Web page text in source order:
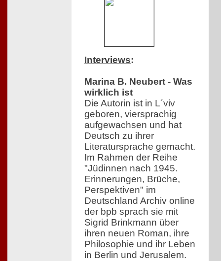
Interviews:
Marina B. Neubert - Was
wirklich ist
Die Autorin ist in L´viv
geboren, viersprachig
aufgewachsen und hat
Deutsch zu ihrer
Literatursprache gemacht.
Im Rahmen der Reihe
"Jüdinnen nach 1945.
Erinnerungen, Brüche,
Perspektiven" im
Deutschland Archiv online
der bpb sprach sie mit
Sigrid Brinkmann über
ihren neuen Roman, ihre
Philosophie und ihr Leben
in Berlin und Jerusalem.